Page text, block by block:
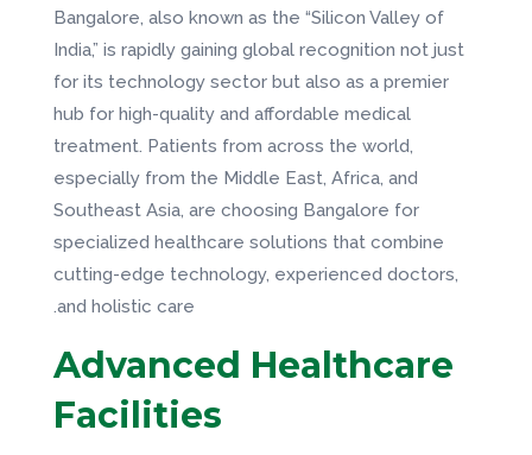
Bangalore, also known as the “Silicon Valley of
India,” is rapidly gaining global recognition not just
for its technology sector but also as a premier
hub for high-quality and affordable medical
treatment. Patients from across the world,
especially from the Middle East, Africa, and
Southeast Asia, are choosing Bangalore for
specialized healthcare solutions that combine
cutting-edge technology, experienced doctors,
and holistic care.
Advanced Healthcare
Facilities